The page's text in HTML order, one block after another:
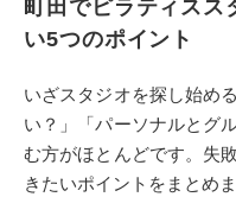
町田でピラティスス
い5つのポイント
いざスタジオを探し始め
い？」「パーソナルとグ
む方がほとんどです。失
きたいポイントをまとめま